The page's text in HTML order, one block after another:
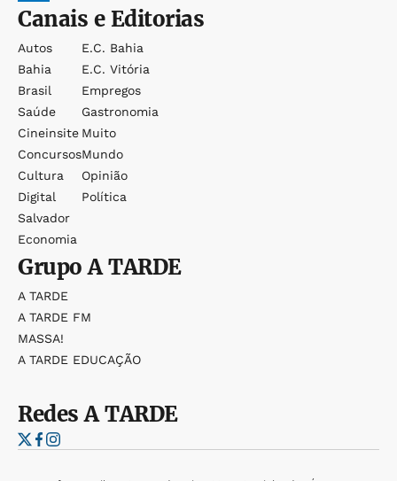
Canais e Editorias
Autos
Bahia
Brasil
Saúde
Cineinsite
Concursos
Cultura
Digital
Salvador
Economia
E.c. Bahia
E.c. Vitória
Empregos
Gastronomia
Muito
Mundo
Opinião
Política
GrupoA TARDE
A TARDE
A TARDE FM
MASSA!
A TARDE EDUCAÇÃO
RedesA TARDE